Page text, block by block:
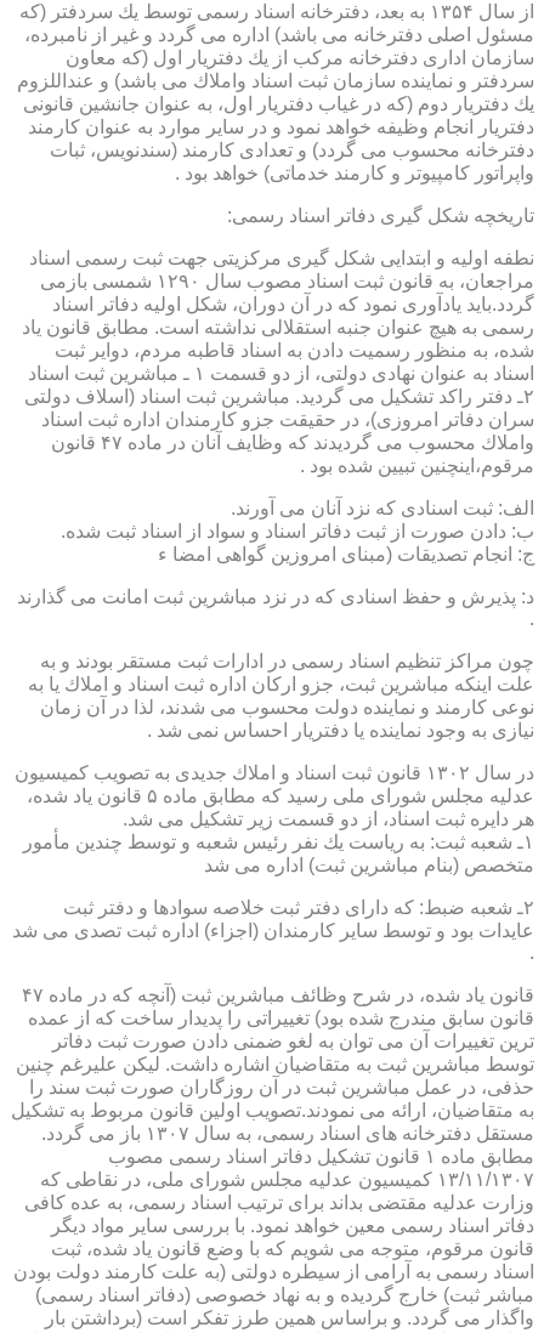
از سال ۱۳۵۴ به بعد، دفترخانه اسناد رسمی توسط یك سردفتر (كه
مسئول اصلی دفترخانه می باشد) اداره می گردد و غیر از نامبرده،
سازمان اداری دفترخانه مركب از یك دفتریار اول (كه معاون
سردفتر و نماینده سازمان ثبت اسناد واملاك می باشد) و عنداللزوم
یك دفتریار دوم (كه در غیاب دفتریار اول، به عنوان جانشین قانونی
دفتریار انجام وظیفه خواهد نمود و در سایر موارد به عنوان كارمند
دفترخانه محسوب می گردد) و تعدادی كارمند (سندنویس، ثبات
واپراتور كامپیوتر و كارمند خدماتی) خواهد بود .
تاریخچه شكل گیری دفاتر اسناد رسمی:
نطفه اولیه و ابتدایی شكل گیری مركزیتی جهت ثبت رسمی اسناد
مراجعان، به قانون ثبت اسناد مصوب سال ۱۲۹۰ شمسی بازمی
گردد.باید یادآوری نمود كه در آن دوران، شكل اولیه دفاتر اسناد
رسمی به هیچ عنوان جنبه استقلالی نداشته است. مطابق قانون یاد
شده، به منظور رسمیت دادن به اسناد قاطبه مردم، دوایر ثبت
اسناد به عنوان نهادی دولتی، از دو قسمت ۱ ـ مباشرین ثبت اسناد
۲ـ دفتر راكد تشكیل می گردید. مباشرین ثبت اسناد (اسلاف دولتی
سران دفاتر امروزی)، در حقیقت جزو كارمندان اداره ثبت اسناد
واملاك محسوب می گردیدند كه وظایف آنان در ماده ۴۷ قانون
مرقوم،اینچنین تبیین شده بود .
الف: ثبت اسنادی كه نزد آنان می آورند.
ب: دادن صورت از ثبت دفاتر اسناد و سواد از اسناد ثبت شده.
ج: انجام تصدیقات (مبنای امروزین گواهی امضا ء
د: پذیرش و حفظ اسنادی كه در نزد مباشرین ثبت امانت می گذارند
.
چون مراكز تنظیم اسناد رسمی در ادارات ثبت مستقر بودند و به
علت اینكه مباشرین ثبت، جزو اركان اداره ثبت اسناد و املاك یا به
نوعی كارمند و نماینده دولت محسوب می شدند، لذا در آن زمان
نیازی به وجود نماینده یا دفتریار احساس نمی شد .
در سال ۱۳۰۲ قانون ثبت اسناد و املاك جدیدی به تصویب كمیسیون
عدلیه مجلس شورای ملی رسید كه مطابق ماده ۵ قانون یاد شده،
هر دایره ثبت اسناد، از دو قسمت زیر تشكیل می شد.
۱ـ شعبه ثبت: به ریاست یك نفر رئیس شعبه و توسط چندین مأمور
متخصص (بنام مباشرین ثبت) اداره می شد
۲ـ شعبه ضبط: كه دارای دفتر ثبت خلاصه سوادها و دفتر ثبت
عایدات بود و توسط سایر كارمندان (اجزاء) اداره ثبت تصدی می شد
.
قانون یاد شده، در شرح وظائف مباشرین ثبت (آنچه كه در ماده ۴۷
قانون سابق مندرج شده بود) تغییراتی را پدیدار ساخت كه از عمده
ترین تغییرات آن می توان به لغو ضمنی دادن صورت ثبت دفاتر
توسط مباشرین ثبت به متقاضیان اشاره داشت. لیكن علیرغم چنین
حذفی، در عمل مباشرین ثبت در آن روزگاران صورت ثبت سند را
به متقاضیان، ارائه می نمودند.تصویب اولین قانون مربوط به تشكیل
مستقل دفترخانه های اسناد رسمی، به سال ۱۳۰۷ باز می گردد.
مطابق ماده ۱ قانون تشكیل دفاتر اسناد رسمی مصوب
۱۳/۱۱/۱۳۰۷ كمیسیون عدلیه مجلس شورای ملی، در نقاطی كه
وزارت عدلیه مقتضی بداند برای ترتیب اسناد رسمی، به عده كافی
دفاتر اسناد رسمی معین خواهد نمود. با بررسی سایر مواد دیگر
قانون مرقوم، متوجه می شویم كه با وضع قانون یاد شده، ثبت
اسناد رسمی به آرامی از سیطره دولتی (به علت كارمند دولت بودن
مباشر ثبت) خارج گردیده و به نهاد خصوصی (دفاتر اسناد رسمی)
واگذار می گردد. و براساس همین طرز تفكر است (برداشتن بار